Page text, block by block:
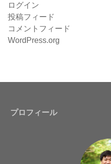
ログイン
投稿フィード
コメントフィード
WordPress.org
プロフィール